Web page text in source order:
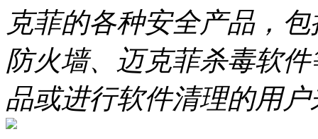
克菲的各种安全产品，
防火墙、迈克菲杀毒软
品或进行软件清理的用